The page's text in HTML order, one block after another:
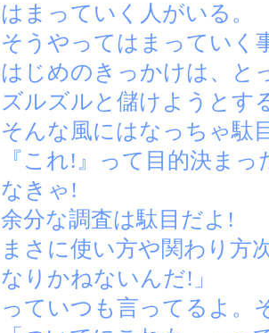
はまっていく人がいる。
そうやってはまっていく
はじめのきっかけは、
ズルズルと儲けようとす
そんな風にはなっちゃ駄
『これ!』って目的決ま
なきゃ!
余分な調査は駄目だよ!
まさに使い方や関わり方
なりかねないんだ!」
っていつも言ってるよ